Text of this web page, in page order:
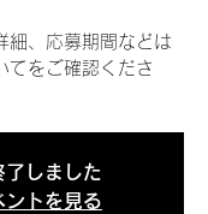
細、応募期間などは
てをご確認くださ
了しました
ントを見る